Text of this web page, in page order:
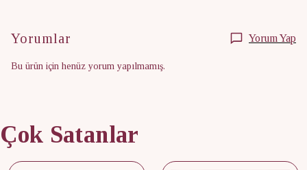
Yorumlar Yorum Yap
Bu ürün için henüz yorum yapılmamış.
Çok Satanlar